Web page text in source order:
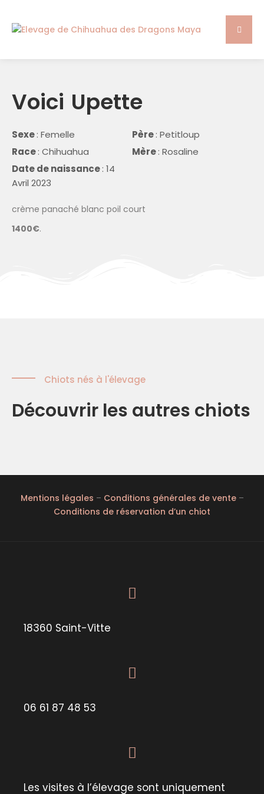
Voici Upette
Sexe: Femelle
Race: Chihuahua
Date de naissance: 14
Avril 2023
Père: Petitloup
Mère: Rosaline
crème panaché blanc poil court
1400€.
Chiots nés à l'élevage
Découvrir les autres chiots
Mentions légales – Conditions générales de vente–
Conditions de réservation d’un chiot
18360 Saint-Vitte
06 61 87 48 53
Les visites à l’élevage sont uniquement